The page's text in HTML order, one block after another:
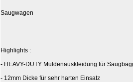
Saugwagen
Highlights :
- HEAVY-DUTY Muldenauskleidung für
- 12mm Dicke für sehr harten Einsatz